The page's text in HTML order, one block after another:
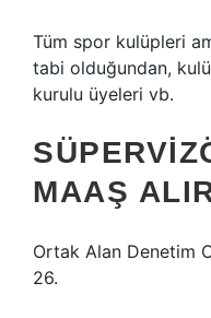
Tüm spor kulüpleri
tabi olduğundan,
kurulu üyeleri vb.
MAAŞ
Ortak Alan Denetim
26.